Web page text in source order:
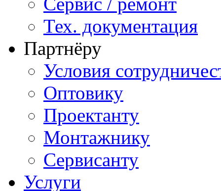
Тех. документация
Партнёру
Условия
Оптовику
Проектанту
Монтажнику
Сервисанту
Услуги